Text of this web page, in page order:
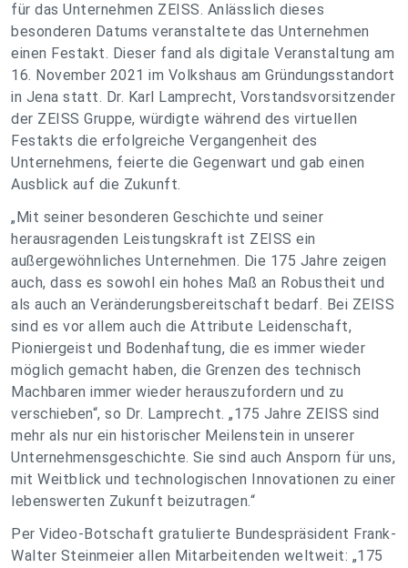
für das Unternehmen ZEISS. Anlässlich dieses
besonderen Datums veranstaltete das Unternehmen
einen Festakt. Dieser fand als digitale Veranstaltung am
16. November 2021 im Volkshaus am Gründungsstandort
in Jena statt. Dr. Karl Lamprecht, Vorstandsvorsitzender
der ZEISS Gruppe, würdigte während des virtuellen
Festakts die erfolgreiche Vergangenheit des
Unternehmens, feierte die Gegenwart und gab einen
Ausblick auf die Zukunft.
„Mit seiner besonderen Geschichte und seiner
herausragenden Leistungskraft ist ZEISS ein
außergewöhnliches Unternehmen. Die 175 Jahre zeigen
auch, dass es sowohl ein hohes Maß an Robustheit und
als auch an Veränderungsbereitschaft bedarf. Bei ZEISS
sind es vor allem auch die Attribute Leidenschaft,
Pioniergeist und Bodenhaftung, die es immer wieder
möglich gemacht haben, die Grenzen des technisch
Machbaren immer wieder herauszufordern und zu
verschieben“, so Dr. Lamprecht. „175 Jahre ZEISS sind
mehr als nur ein historischer Meilenstein in unserer
Unternehmensgeschichte. Sie sind auch Ansporn für uns,
mit Weitblick und technologischen Innovationen zu einer
lebenswerten Zukunft beizutragen.“
Per Video-Botschaft gratulierte Bundespräsident Frank-
Walter Steinmeier allen Mitarbeitenden weltweit: „175